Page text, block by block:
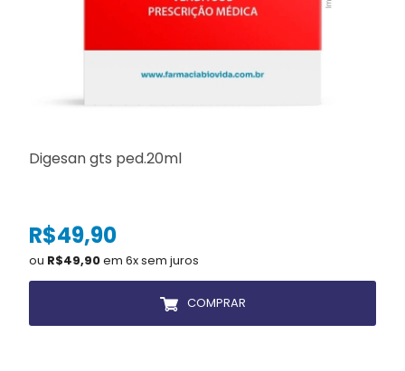
Digesan gts ped.20ml
R$49,90
ou R$49,90em 6x sem juros
COMPRAR